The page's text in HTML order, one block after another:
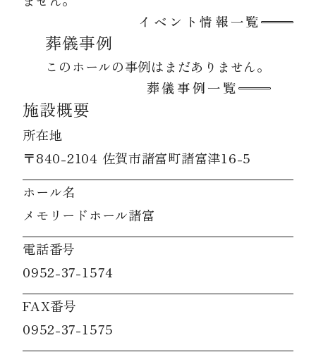
イベント情報一覧
葬儀事例
このホールの事例はまだありません。
葬儀事例一覧
施設概要
所在地
〒840-2104 佐賀市諸富町諸富津16-5
ホール名
メモリードホール諸富
電話番号
0952-37-1574
FAX番号
0952-37-1575